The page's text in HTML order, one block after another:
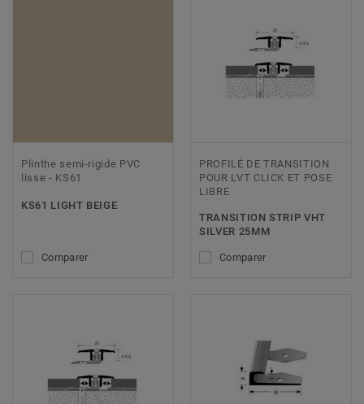
Plinthe semi-rigide PVC
lisse - KS61
KS61 LIGHT BEIGE
Comparer
PROFILÉ DE TRANSITION
POUR LVT CLICK ET POSE
LIBRE
TRANSITION STRIP VHT
SILVER 25MM
Comparer